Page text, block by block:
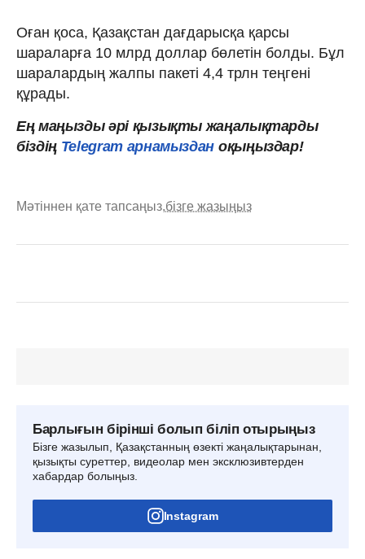
Оған қоса, Қазақстан дағдарысқа қарсы
шараларға 10 млрд доллар бөлетін болды. Бұл
шаралардың жалпы пакеті 4,4 трлн теңгені
құрады.
Ең маңызды әрі қызықты жаңалықтарды
біздің Telegram арнамыздан оқыңыздар!
Мәтіннен қате тапсаңыз,бізге жазыңыз
Барлығын бірінші болып біліп отырыңыз
Бізге жазылып, Қазақстанның өзекті жаңалықтарынан,
қызықты суреттер, видеолар мен эксклюзивтерден
хабардар болыңыз.
Instagram